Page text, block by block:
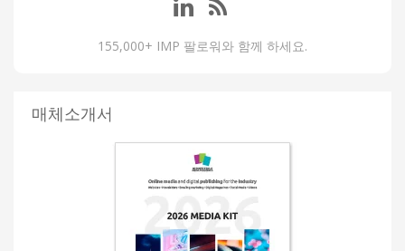
155,000+ IMP 팔로워와 함께 하세요.
매체소개서